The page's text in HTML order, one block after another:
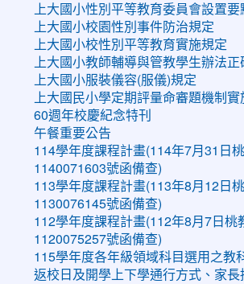
上大國小性別平等教育委員會設置要
上大國小校園性別事件防治規定
上大國小校性別平等教育實施規定
上大國小教師輔導與管教學生辦法正
上大國小服裝儀容(服儀)規定
上大國民小學定期評量命審題機制實
60週年校慶紀念特刊
午餐重要公告
114學年度課程計畫(114年7月31日
1140071603號函備查)
113學年度課程計畫(113年8月12日
1130076145號函備查)
112學年度課程計畫(112年8月7日桃
1120075257號函備查)
115學年度各年級領域科目選用之教
返校日及開學上下學通行方式、家長